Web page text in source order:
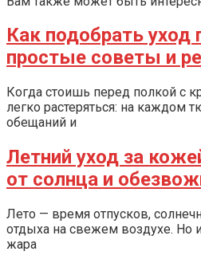
Как подобрать уход
простые советы и
Когда стоишь перед полкой с
легко растеряться: на каждом
обещаний и
Летний уход за
от солнца и
Лето — время отпусков,
отдыха на свежем воздухе. Но
жара